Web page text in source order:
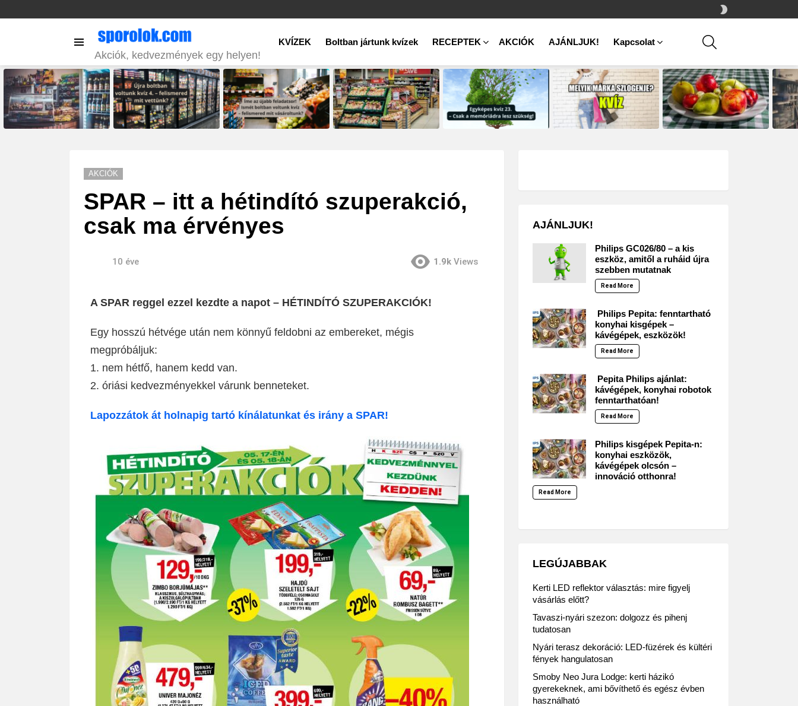
SKIN
Akciók, kedvezmények egy helyen!
KVÍZEK Boltban jártunk kvízek RECEPTEK AKCIÓK AJÁNLJUK! Kapcsolat
STORIES
AKCIÓK
SPAR – itt a hétindító szuperakció,
csak ma érvényes
10 éve 1.9k Views
A SPAR reggel ezzel kezdte a napot – HÉTINDÍTÓ SZUPERAKCIÓK!
Egy hosszú hétvége után nem könnyű feldobni az embereket, mégis
megpróbáljuk:
1. nem hétfő, hanem kedd van.
2. óriási kedvezményekkel várunk benneteket.
Lapozzátok át holnapig tartó kínálatunkat és irány a SPAR!
AJÁNLJUK!
Philips GC026/80 – a kis
eszköz, amitől a ruháid újra
szebben mutatnak
Read More
Philips Pepita: fenntartható
konyhai kisgépek –
kávégépek, eszközök!
Read More
Pepita Philips ajánlat:
kávégépek, konyhai robotok
fenntarthatóan!
Read More
Philips kisgépek Pepita-n:
konyhai eszközök,
kávégépek olcsón –
innováció otthonra!
Read More
LEGÚJABBAK
Kerti LED reflektor választás: mire figyelj
vásárlás előtt?
Tavaszi-nyári szezon: dolgozz és pihenj
tudatosan
Nyári terasz dekoráció: LED-füzérek és kültéri
fények hangulatosan
Smoby Neo Jura Lodge: kerti házikó
gyerekeknek, ami bővíthető és egész évben
használható